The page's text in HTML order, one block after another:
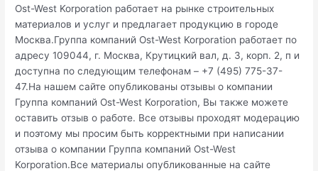
Ost-West Korporation работает на рынке строительных
материалов и услуг и предлагает продукцию в городе
Москва.Группа компаний Ost-West Korporation работает по
адресу 109044, г. Москва, Крутицкий вал, д. 3, корп. 2, п и
доступна по следующим телефонам – +7 (495) 775-37-
47.На нашем сайте опубликованы отзывы о компании
Группа компаний Ost-West Korporation, Вы также можете
оставить отзыв о работе. Все отзывы проходят модерацию
и поэтому мы просим быть корректными при написании
отзыва о компании Группа компаний Ost-West
Korporation.Все материалы опубликованные на сайте